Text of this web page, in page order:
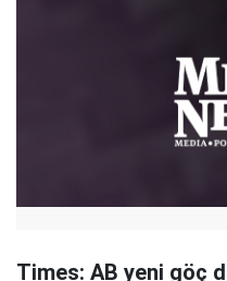
Times: AB yeni göç